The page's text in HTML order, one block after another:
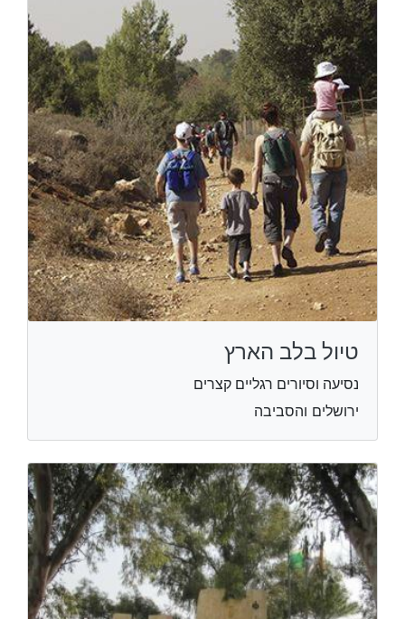
טיול בלב הארץ
נסיעה וסיורים רגליים קצרים
ירושלים והסביבה